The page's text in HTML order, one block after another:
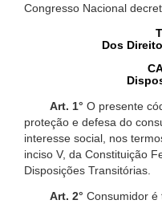
Congresso Nacional
Dos
Art. 1° O presente
proteção e defesa do
interesse social, nos
inciso V, da Constituição
Disposições Transitórias.
Art. 2° Consumidor é